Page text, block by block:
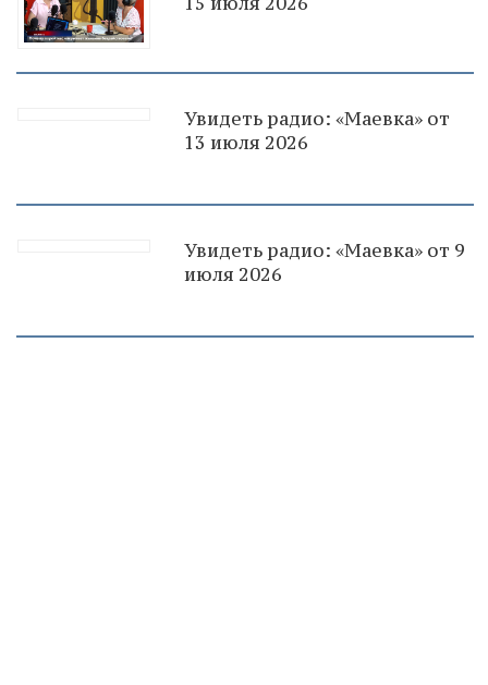
Увидеть радио: «Маевка» от
13 июля 2026
Увидеть радио: «Маевка» от 9
июля 2026